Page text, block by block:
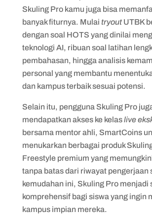
Skuling Pro kamu juga bisa
banyak fiturnya. Mulai tryoutUTBK
dengan soal HOTS yang dinilai
teknologi AI, ribuan soal latihan
pembahasan, hingga analisis
personal yang membantu
dan kampus terbaik sesuai potensi.
Selain itu, pengguna Skuling Pro
mendapatkan akses ke kelaslive
bersama mentor ahli, SmartCoins
menukarkan berbagai produk
Freestyle premium yang
tanpa batas dari riwayat pengerjaan
kemudahan ini, Skuling Pro menjadi
komprehensif bagi siswa yang ingin
kampus impian mereka.